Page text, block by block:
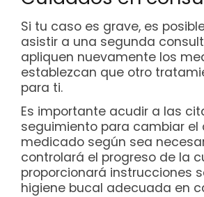
Si tu caso es grave, es
asistir a una segunda
apliquen nuevamente los
establezcan que otro
para ti.
Es importante acudir a las
seguimiento para cambiar el
medicado según sea
controlará el progreso de la
proporcionará instrucciones
higiene bucal adecuada en